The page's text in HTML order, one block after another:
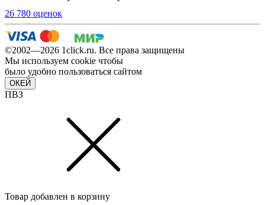
26 780 оценок
©2002—2026 1сlick.ru. Все права защищены
Мы используем cookie чтобы
было удобно пользоваться сайтом
ОКЕЙ
ПВЗ
Товар добавлен в корзину